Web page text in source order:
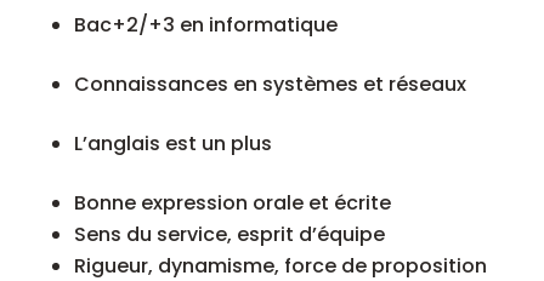
Bac+2/+3 en informatique
Connaissances en systèmes et réseaux
L’anglais est un plus
Bonne expression orale et écrite
Sens du service, esprit d’équipe
Rigueur, dynamisme, force de proposition